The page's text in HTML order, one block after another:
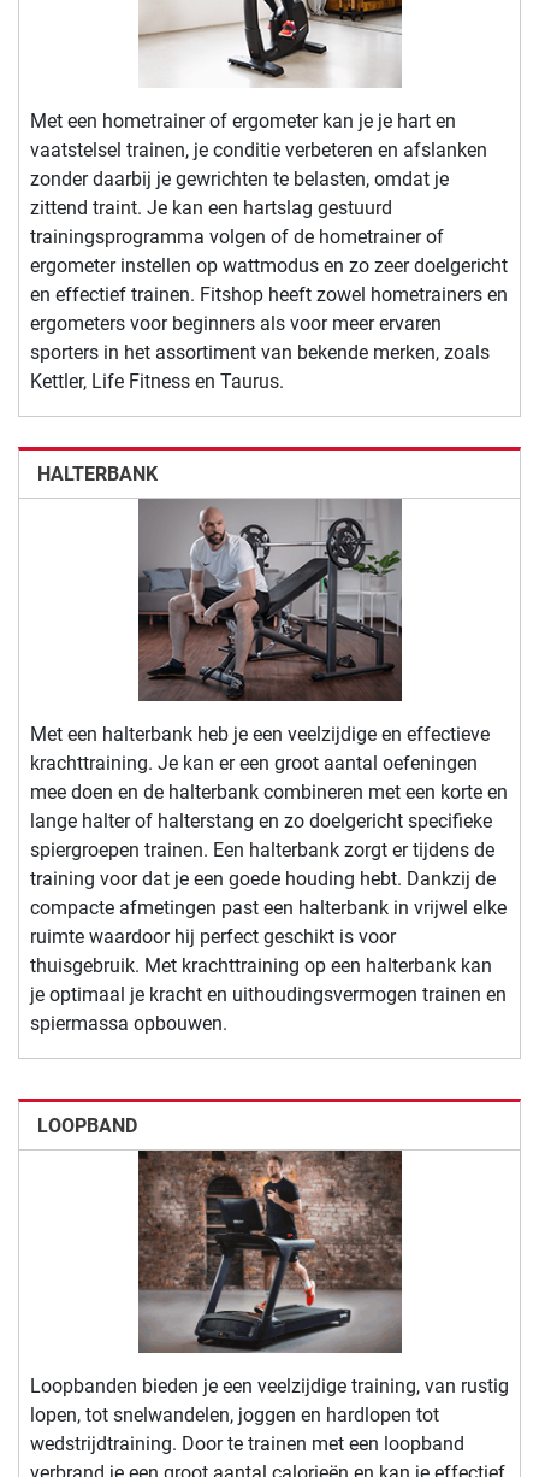
Met een hometrainer of ergometer kan je je hart en
vaatstelsel trainen, je conditie verbeteren en afslanken
zonder daarbij je gewrichten te belasten, omdat je
zittend traint. Je kan een hartslag gestuurd
trainingsprogramma volgen of de hometrainer of
ergometer instellen op wattmodus en zo zeer doelgericht
en effectief trainen. Fitshop heeft zowel hometrainers en
ergometers voor beginners als voor meer ervaren
sporters in het assortiment van bekende merken, zoals
Kettler, Life Fitness en Taurus.
HALTERBANK
Met een halterbank heb je een veelzijdige en effectieve
krachttraining. Je kan er een groot aantal oefeningen
mee doen en de halterbank combineren met een korte en
lange halter of halterstang en zo doelgericht specifieke
spiergroepen trainen. Een halterbank zorgt er tijdens de
training voor dat je een goede houding hebt. Dankzij de
compacte afmetingen past een halterbank in vrijwel elke
ruimte waardoor hij perfect geschikt is voor
thuisgebruik. Met krachttraining op een halterbank kan
je optimaal je kracht en uithoudingsvermogen trainen en
spiermassa opbouwen.
LOOPBAND
Loopbanden bieden je een veelzijdige training, van rustig
lopen, tot snelwandelen, joggen en hardlopen tot
wedstrijdtraining. Door te trainen met een loopband